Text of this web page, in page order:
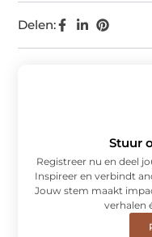
Delen:
Stuur
Registreer nu en deel
Inspireer en verbindt
Jouw stem maakt
verhalen